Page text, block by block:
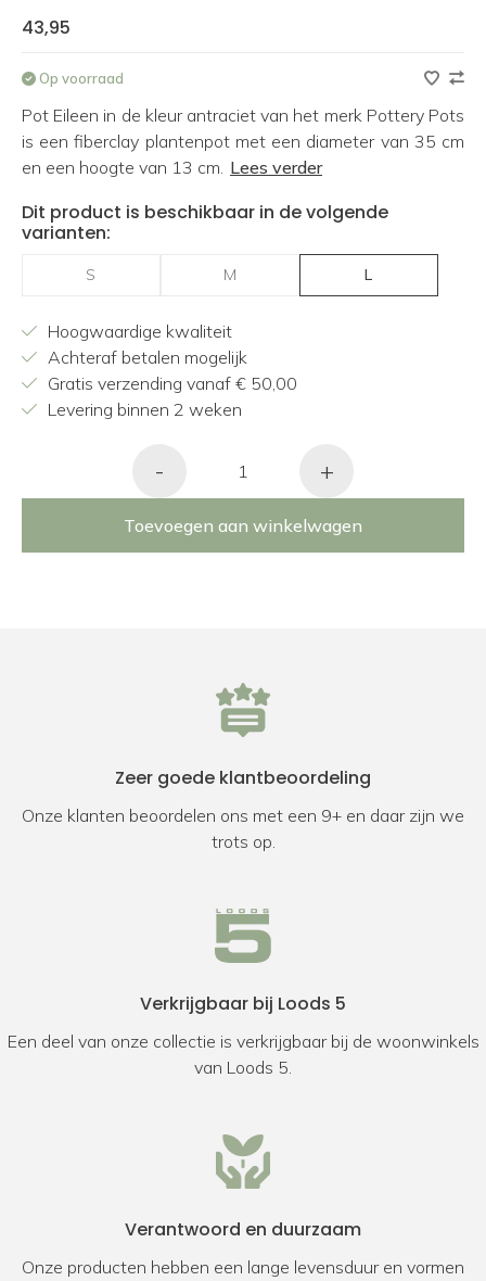
43,95
Op voorraad
Pot Eileen in de kleur antraciet van het merk Pottery Pots
is een fiberclay plantenpot met een diameter van 35 cm
en een hoogte van 13 cm. Lees verder
Dit product is beschikbaar in de volgende
varianten:
S M L
Hoogwaardige kwaliteit
Achteraf betalen mogelijk
Gratis verzending vanaf € 50,00
Levering binnen 2 weken
- +
Toevoegen aan winkelwagen
Zeer goede klantbeoordeling
Onze klanten beoordelen ons met een 9+ en daar zijn we
trots op.
Verkrijgbaar bij Loods 5
Een deel van onze collectie is verkrijgbaar bij de woonwinkels
van Loods 5.
Verantwoord en duurzaam
Onze producten hebben een lange levensduur en vormen